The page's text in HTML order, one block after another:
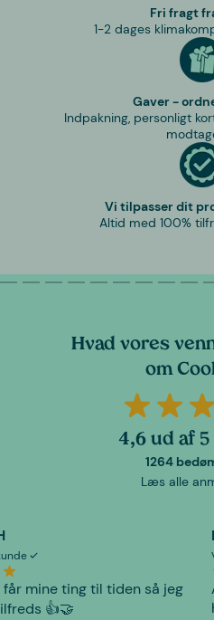
Fri fragt
1-2 dages
Gaver -
Indpakning, personligt
Vi tilpasser dit
Altid med 100%
Hvad vores
om
4,6 ud af
1264
Læs alle
får mine ting til tiden så jeg
👍🤝